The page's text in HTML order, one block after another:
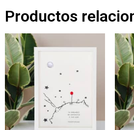
Productos